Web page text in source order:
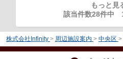
もっと見
該当件数28件中
株式会社Infinity > 周辺施設案内 > 中央区 >